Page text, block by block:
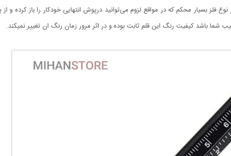
بسیار محکم که در مواقع لزوم می‌توانید درپوش انتهایی خودکار را باز کرده و
شما باشد کیفیت رنگ این قلم ثابت بوده و در اثر مرور زمان رنگ ان تغییر نمیکند.